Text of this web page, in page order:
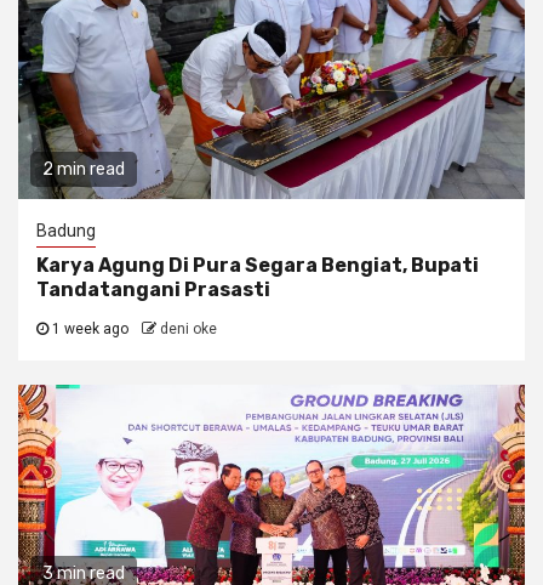
2 min read
Badung
Karya Agung Di Pura Segara Bengiat, Bupati
Tandatangani Prasasti
1 week ago deni oke
3 min read